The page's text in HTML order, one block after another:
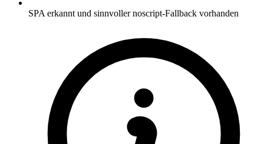
SPA erkannt und sinnvoller noscript-Fallback vorhanden